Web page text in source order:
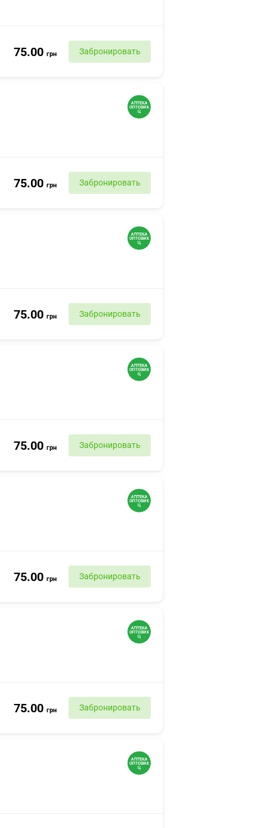
75.00 грн Забронировать
75.00 грн Забронировать
75.00 грн Забронировать
75.00 грн Забронировать
75.00 грн Забронировать
75.00 грн Забронировать